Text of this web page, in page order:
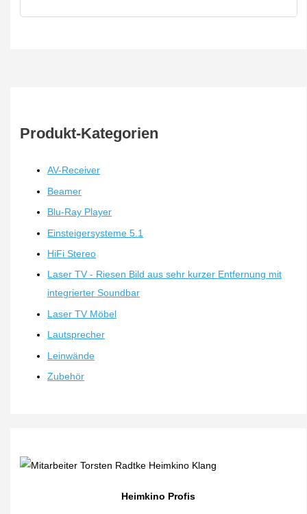
Produkt-Kategorien
AV-Receiver
Beamer
Blu-Ray Player
Einsteigersysteme 5.1
HiFi Stereo
Laser TV - Riesen Bild aus sehr kurzer Entfernung mit
integrierter Soundbar
Laser TV Möbel
Lautsprecher
Leinwände
Zubehör
Heimkino Profis